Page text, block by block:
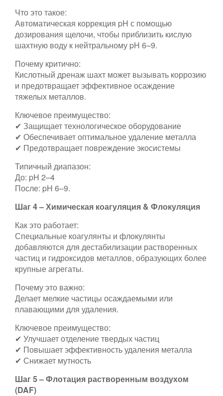
Что это такое:
Автоматическая коррекция pH с помощью
дозирования щелочи, чтобы приблизить кислую
шахтную воду к нейтральному pH 6–9.
Почему критично:
Кислотный дренаж шахт может вызывать коррозию
и предотвращает эффективное осаждение
тяжелых металлов.
Ключевое преимущество:
✔ Защищает технологическое оборудование
✔ Обеспечивает оптимальное удаление металла
✔ Предотвращает повреждение экосистемы
Типичный диапазон:
До: pH 2–4
После: pH 6–9.
Шаг 4 – Химическая коагуляция & Флокуляция
Как это работает:
Специальные коагулянты и флокулянты
добавляются для дестабилизации растворенных
частиц и гидроксидов металлов, образующих более
крупные агрегаты.
Почему это важно:
Делает мелкие частицы осаждаемыми или
плавающими для удаления.
Ключевое преимущество:
✔ Улучшает отделение твердых частиц
✔ Повышает эффективность удаления металла
✔ Снижает мутность
Шаг 5 – Флотация растворенным воздухом
(DAF)